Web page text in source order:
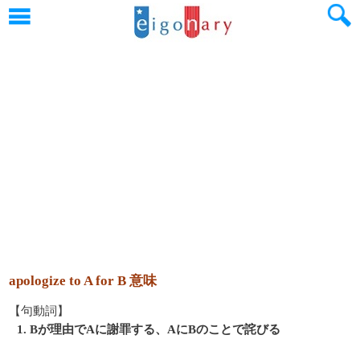
apologize to A for B 意味
【句動詞】
1. Bが理由でAに謝罪する、AにBのことで詫びる